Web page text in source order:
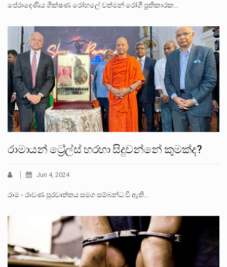
පේරාදෙණිය ශික්ෂණ රෝහලේ වත්මන් රෝගී ප්‍රතිකාරක…
රාමායන් ට්‍රේල්ස් හරහා සිදුවන්නේ කුමක්ද?
Jun 4, 2024
රාම - රාවණ පුරවෘත්තය සමග සම්බන්ධ වී ඇති…